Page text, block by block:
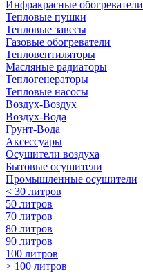
Инфракрасные обогреватели
Тепловые пушки
Тепловые завесы
Газовые обогреватели
Тепловентиляторы
Масляные радиаторы
Теплогенераторы
Тепловые насосы
Воздух-Воздух
Воздух-Вода
Грунт-Вода
Аксессуары
Осушители воздуха
Бытовые осушители
Промышленные осушители
< 30 литров
50 литров
70 литров
80 литров
90 литров
100 литров
> 100 литров